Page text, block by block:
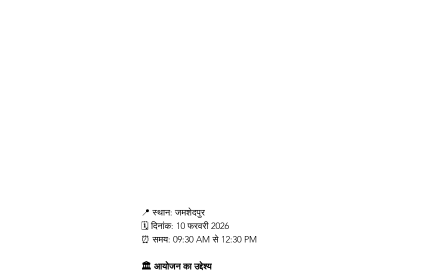
📍 स्थान: जमशेदपुर
🗓️ दिनांक: 10 फरवरी 2026
⏰ समय: 09:30 AM से 12:30 PM
🏛️ आयोजन का उद्देश्य